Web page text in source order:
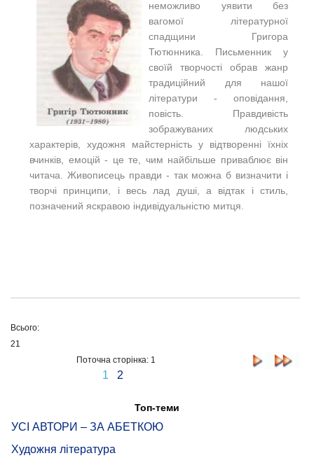
неможливо уявити без
вагомої літературної
спадщини Григора
Тютюнника. Письменник у
своїй творчості обрав жанр
традиційний для нашої
літератури - оповідання,
повість. Правдивість
зображуваних людських
характерів, художня майстерність у відтворенні їхніх
вчинків, емоцій - це те, чим найбільше приваблює він
читача. Живописець правди - так можна б визначити і
творчі принципи, і весь лад душі, а відтак і стиль,
позначений яскравою індивідуальністю митця.
Всього:
21
Поточна сторінка: 1
1 2
Топ-теми
УСІ АВТОРИ – ЗА АБЕТКОЮ
Художня література